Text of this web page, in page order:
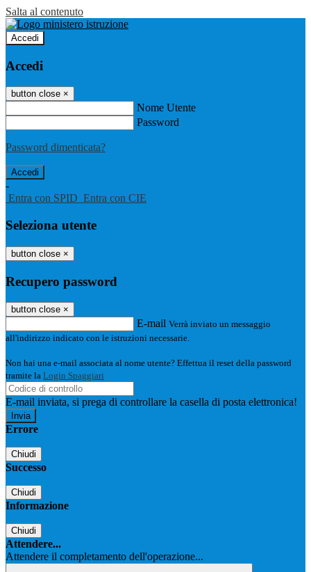
Salta al contenuto
Accedi
Accedi
button close ×
Nome Utente
Password
Password dimenticata?
-
Entra con SPID Entra con CIE
Seleziona utente
button close ×
Recupero password
button close ×
E-mail Verrà inviato un messaggio
all'indirizzo indicato con le istruzioni necessarie.
Non hai una e-mail associata al nome utente? Effettua il reset della password
tramite la Login Spaggiari
E-mail inviata, si prega di controllare la casella di posta elettronica!
Errore
Chiudi
Successo
Chiudi
Informazione
Chiudi
Attendere...
Attendere il completamento dell'operazione...